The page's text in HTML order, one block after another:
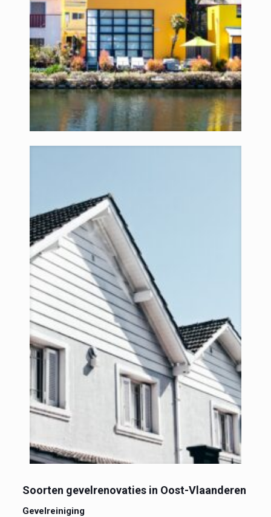
Soorten gevelrenovaties in Oost-Vlaanderen
Gevelreiniging